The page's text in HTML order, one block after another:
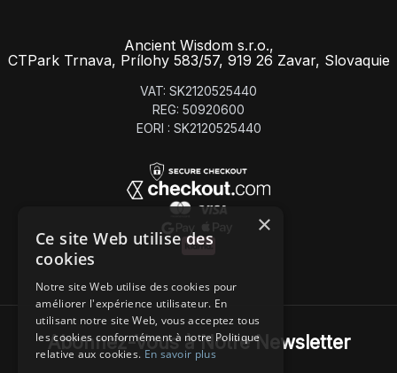
Ancient Wisdom s.r.o.,
CTPark Trnava, Prílohy 583/57, 919 26 Zavar, Slovaquie
VAT: SK2120525440
REG: 50920600
EORI : SK2120525440
Abonnez-Vous à Notre Newsletter
×
Ce site Web utilise des
cookies
Notre site Web utilise des cookies pour
améliorer l'expérience utilisateur. En
utilisant notre site Web, vous acceptez tous
les cookies conformément à notre Politique
relative aux cookies.En savoir plus